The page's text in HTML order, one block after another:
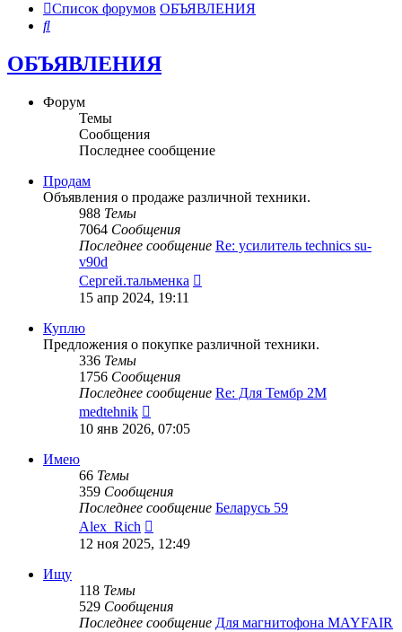
Список форумов ОБЪЯВЛЕНИЯ
Поиск
ОБЪЯВЛЕНИЯ
Форум
Темы
Сообщения
Последнее сообщение
Продам
Объявления о продаже различной техники.
988 Темы
7064 Сообщения
Последнее сообщение Re: усилитель technics su-
v90d
Сергей.тальменка
15 апр 2024, 19:11
Куплю
Предложения о покупке различной техники.
336 Темы
1756 Сообщения
Последнее сообщение Re: Для Тембр 2М
medtehnik
последнему
10 янв 2026, 07:05
Имею
66 Темы
359 Сообщения
Последнее сообщение Беларусь 59
Alex_Rich
к
12 ноя 2025, 12:49
Ищу
118 Темы
529 Сообщения
Последнее сообщение Для магнитофона MAYFAIR